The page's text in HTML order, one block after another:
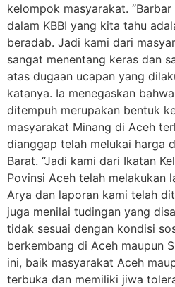
kelompok masyarakat.
dalam KBBI yang kita tahu
beradab. Jadi kami dari
sangat menentang keras dan
atas dugaan ucapan yang
katanya. Ia menegaskan
ditempuh merupakan bentuk
masyarakat Minang di Aceh
dianggap telah melukai harga
Barat. “Jadi kami dari Ikatan
Povinsi Aceh telah melakukan
Arya dan laporan kami telah
juga menilai tudingan yang
tidak sesuai dengan kondisi
berkembang di Aceh maupun
ini, baik masyarakat Aceh
terbuka dan memiliki jiwa